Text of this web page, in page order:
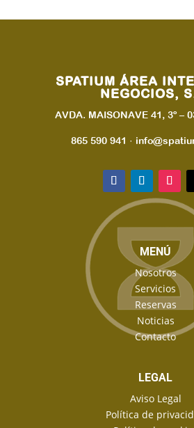
SPATIUM ÁREA
NEGOCIOS,
AVDA. MAISONAVE 41, 3º –
865 590 941 ·
MENÚ
Nosotros
Servicios
Reservas
Noticias
Contacto
LEGAL
Aviso Legal
Política de